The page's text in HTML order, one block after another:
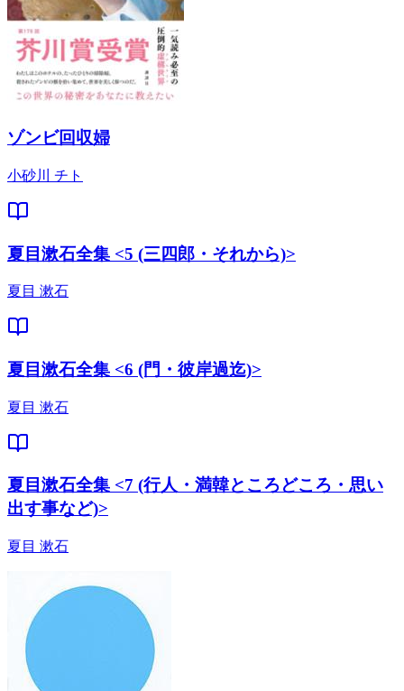
ゾンビ回収婦
小砂川 チト
夏目漱石全集 <5 (三四郎・それから)>
夏目 漱石
夏目漱石全集 <6 (門・彼岸過迄)>
夏目 漱石
夏目漱石全集 <7 (行人・満韓ところどころ・思い
出す事など)>
夏目 漱石